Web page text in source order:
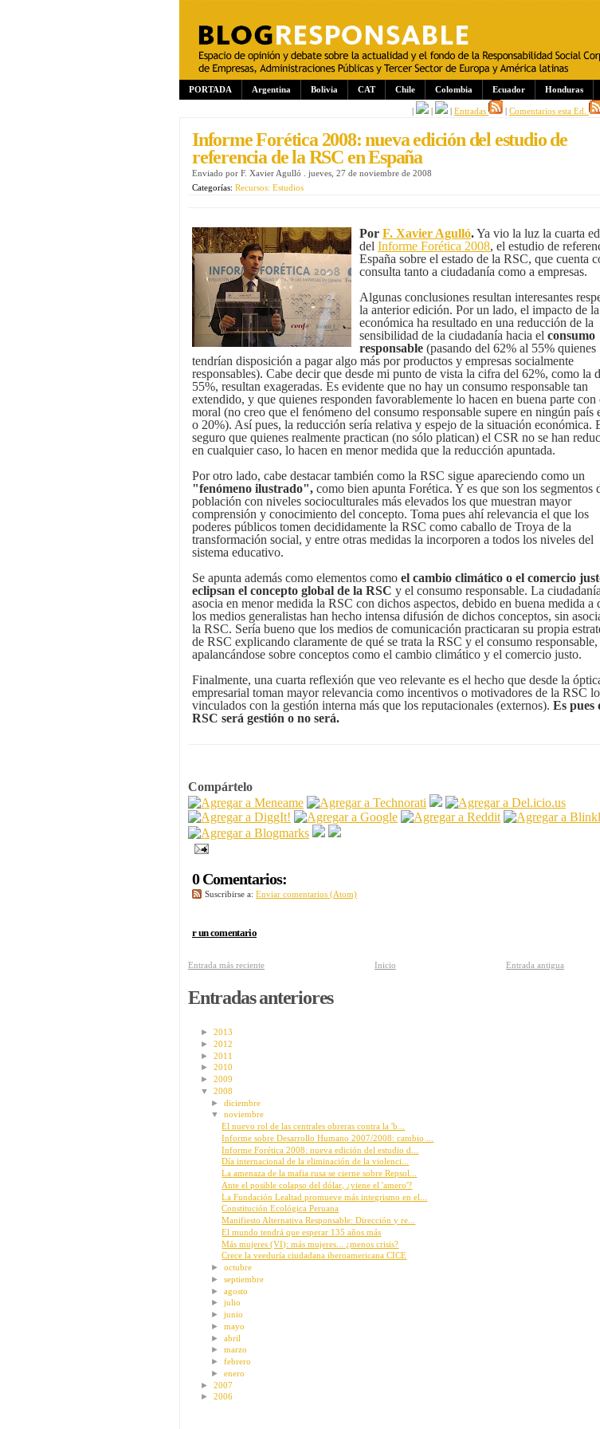
PORTADA Argentina Bolivia CAT Chile Colombia Ecuador Honduras
| | | Entradas | Comentarios esta Ed.
Informe Forética 2008: nueva edición del estudio de
referencia de la RSC en España
Enviado por F. Xavier Agulló
jueves, 27 de noviembre de 2008
Categorías: Recursos: Estudios
Por F. Xavier Agulló.Ya vio la luz la cuarta
del Informe Forética 2008, el estudio de
España sobre el estado de la RSC, que cuenta
consulta tanto a ciudadanía como a empresas.
Algunas conclusiones resultan interesantes
la anterior edición. Por un lado, el impacto de
económica ha resultado en una reducción de la
sensibilidad de la ciudadanía hacia el consumo
responsable (pasando del 62% al 55% quienes
tendrían disposición a pagar algo más por productos y empresas socialmente
responsables). Cabe decir que desde mi punto de vista la cifra del 62%, como la
55%, resultan exageradas. Es evidente que no hay un consumo responsable tan
extendido, y que quienes responden favorablemente lo hacen en buena parte con
moral (no creo que el fenómeno del consumo responsable supere en ningún país
o 20%). Así pues, la reducción sería relativa y espejo de la situación económica.
seguro que quienes realmente practican (no sólo platican) el CSR no se han
en cualquier caso, lo hacen en menor medida que la reducción apuntada.
Por otro lado, cabe destacar también como la RSC sigue apareciendo como un
"fenómeno ilustrado", como bien apunta Forética. Y es que son los segmentos
población con niveles socioculturales más elevados los que muestran mayor
comprensión y conocimiento del concepto. Toma pues ahí relevancia el que los
poderes públicos tomen decididamente la RSC como caballo de Troya de la
transformación social, y entre otras medidas la incorporen a todos los niveles del
sistema educativo.
Se apunta además como elementos como el cambio climático o el comercio
eclipsan el concepto global de la RSC y el consumo responsable. La ciudadanía
asocia en menor medida la RSC con dichos aspectos, debido en buena medida a
los medios generalistas han hecho intensa difusión de dichos conceptos, sin
la RSC. Sería bueno que los medios de comunicación practicaran su propia
de RSC explicando claramente de qué se trata la RSC y el consumo responsable,
apalancándose sobre conceptos como el cambio climático y el comercio justo.
Finalmente, una cuarta reflexión que veo relevante es el hecho que desde la
empresarial toman mayor relevancia como incentivos o motivadores de la RSC
vinculados con la gestión interna más que los reputacionales (externos). Es pues
RSC será gestión o no será.
Compártelo
0 Comentarios:
Suscribirse a: Enviar comentarios (Atom)
r un comentario
Entrada más reciente Entrada antigua
Inicio
Entradas anteriores
► 2013
► 2012
► 2011
► 2010
► 2009
▼ 2008
►diciembre
▼noviembre
El nuevo rol de las centrales obreras contra la 'b...
Informe sobre Desarrollo Humano 2007/2008: cambio ...
Informe Forética 2008: nueva edición del estudio d...
Día internacional de la eliminación de la violenci...
La amenaza de la mafia rusa se cierne sobre Repsol...
Ante el posible colapso del dólar, ¿viene el 'amero'?
La Fundación Lealtad promueve más integrismo en el...
Constitución Ecológica Peruana
Manifiesto Alternativa Responsable: Dirección y re...
El mundo tendrá que esperar 135 años más
Más mujeres (VI): más mujeres... ¿menos crisis?
Crece la veeduría ciudadana iberoamericana CICE
►octubre
►septiembre
►agosto
►julio
►junio
►mayo
►abril
►marzo
►febrero
►enero
► 2007
► 2006